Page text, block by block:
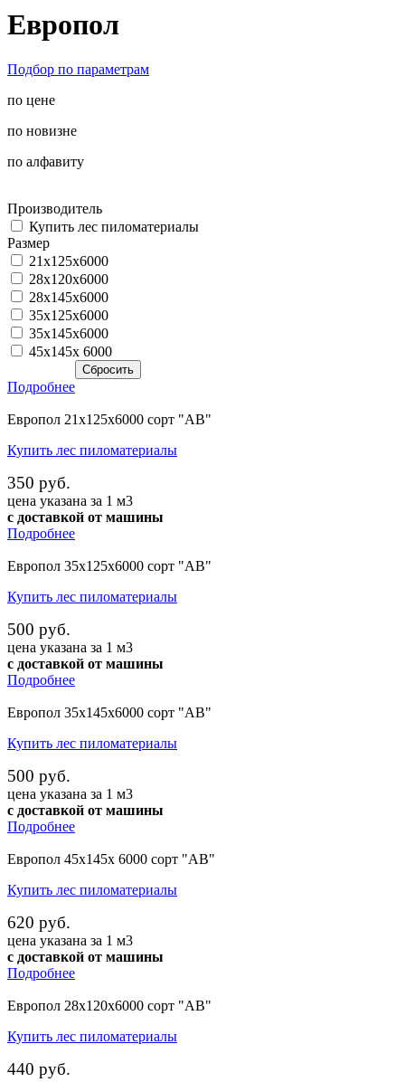
Европол
Подбор по параметрам
по цене
по новизне
по алфавиту
Производитель
Купить лес пиломатериалы
Размер
21х125х6000
28х120х6000
28х145х6000
35х125х6000
35х145х6000
45х145х 6000
Подробнее
Европол 21х125х6000 сорт "АВ"
Купить лес пиломатериалы
350 руб.
цена указана за 1 м3
с доставкой от машины
Подробнее
Европол 35х125х6000 сорт "АВ"
Купить лес пиломатериалы
500 руб.
цена указана за 1 м3
с доставкой от машины
Подробнее
Европол 35х145х6000 сорт "АВ"
Купить лес пиломатериалы
500 руб.
цена указана за 1 м3
с доставкой от машины
Подробнее
Европол 45х145х 6000 сорт "АВ"
Купить лес пиломатериалы
620 руб.
цена указана за 1 м3
с доставкой от машины
Подробнее
Европол 28х120х6000 сорт "АВ"
Купить лес пиломатериалы
440 руб.